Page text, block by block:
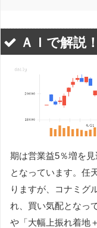
ＡＩで解説！
期は営業益5％増を
となっています。任
りますが、コナミグ
れ、買い気配となっ
や「大幅上振れ着地